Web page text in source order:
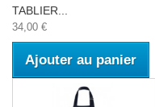
TABLIER...
34,00 €
Ajouter au panier